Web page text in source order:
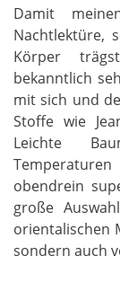
Damit
Nachtlektüre,
Körper
bekanntlich
mit sich und
Stoffe wie
Leichte
obendrein
große
orientalischen
sondern auch